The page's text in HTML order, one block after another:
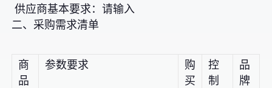
供应商基本要求：请输入
二、采购需求清单
商
品
参数要求
购
买
控
制
品
牌